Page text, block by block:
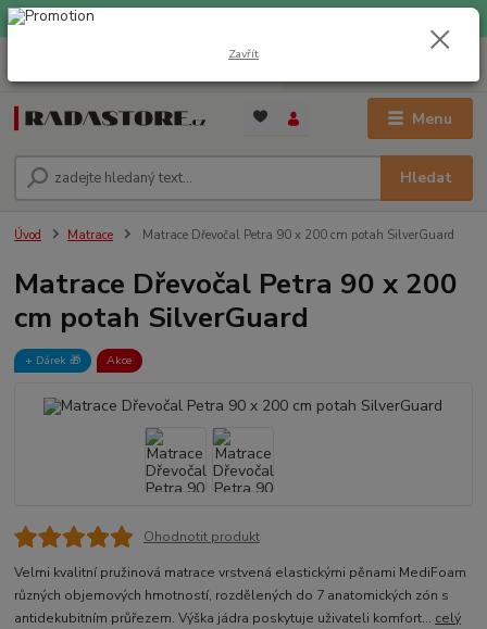
EXPRESNÍ DOPRAVA ZDARMA při nákupu nad 1000 Kč
Menu
Hledat
Úvod Matrace Matrace Dřevočal Petra 90 x 200 cm potah SilverGuard
Matrace Dřevočal Petra 90 x 200
cm potah SilverGuard
+ Dárek️ 🎁 Akce
Ohodnotit produkt
Velmi kvalitní pružinová matrace vrstvená elastickými pěnami MediFoam
různých objemových hmotností, rozdělených do 7 anatomických zón s
antidekubitním průřezem. Výška jádra poskytuje uživateli komfort... celý
Zavřít